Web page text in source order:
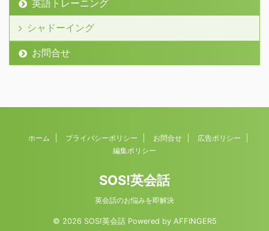
英語トレーニング
シャドーイング
お問合せ
ホーム プライバシーポリシー お問合せ
広告ポリシー
編集ポリシー
SOS!英会話
英会話のお悩みを即解決
© 2026 SOS!英会話 Powered by AFFINGER5